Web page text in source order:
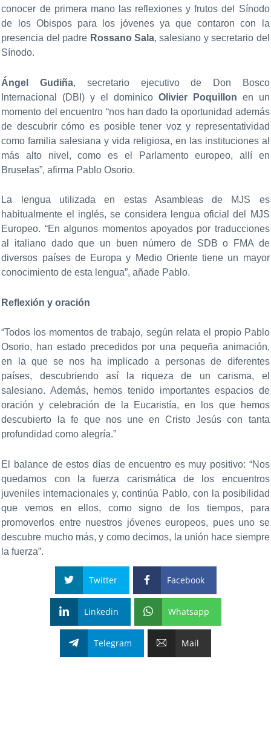
conocer de primera mano las reflexiones y frutos del Sínodo
de los Obispos para los jóvenes ya que contaron con la
presencia del padre Rossano Sala, salesiano y secretario del
Sínodo.
Ángel Gudiña, secretario ejecutivo de Don Bosco
Internacional (DBI) y el dominico Olivier Poquillon en un
momento del encuentro “nos han dado la oportunidad además
de descubrir cómo es posible tener voz y representatividad
como familia salesiana y vida religiosa, en las instituciones al
más alto nivel, como es el Parlamento europeo, allí en
Bruselas”, afirma Pablo Osorio.
La lengua utilizada en estas Asambleas de MJS es
habitualmente el inglés, se considera lengua oficial del MJS
Europeo. “En algunos momentos apoyados por traducciones
al italiano dado que un buen número de SDB o FMA de
diversos países de Europa y Medio Oriente tiene un mayor
conocimiento de esta lengua”, añade Pablo.
Reflexión y oración
“Todos los momentos de trabajo, según relata el propio Pablo
Osorio, han estado precedidos por una pequeña animación,
en la que se nos ha implicado a personas de diferentes
países, descubriendo así la riqueza de un carisma, el
salesiano. Además, hemos tenido importantes espacios de
oración y celebración de la Eucaristía, en los que hemos
descubierto la fe que nos une en Cristo Jesús con tanta
profundidad como alegría.”
El balance de estos días de encuentro es muy positivo: “Nos
quedamos con la fuerza carismática de los encuentros
juveniles internacionales y, continúa Pablo, con la posibilidad
que vemos en ellos, como signo de los tiempos, para
promoverlos entre nuestros jóvenes europeos, pues uno se
descubre mucho más, y como decimos, la unión hace siempre
la fuerza”.
Twitter Facebook
Linkedin Whatsapp
Telegram Mail